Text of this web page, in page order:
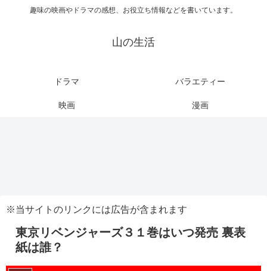
趣味の映画やドラマの感想、お役立ち情報などを書いています。
山の生活
ドラマ バラエティー
映画 漫画
※当サイトのリンクには広告が含まれます
東京リベンジャーズ３１巻はいつ発売 裏表
紙は誰？